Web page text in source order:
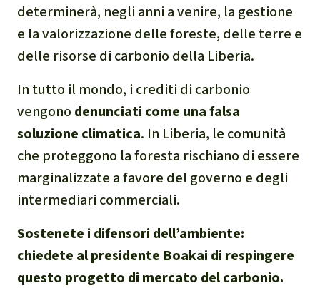
determinerà, negli anni a venire, la gestione
e la valorizzazione delle foreste, delle terre e
delle risorse di carbonio della Liberia.
In tutto il mondo, i crediti di carbonio
vengono denunciati come una falsa
soluzione climatica. In Liberia, le comunità
che proteggono la foresta rischiano di essere
marginalizzate a favore del governo e degli
intermediari commerciali.
Sostenete i difensori dell’ambiente:
chiedete al presidente Boakai di respingere
questo progetto di mercato del carbonio.